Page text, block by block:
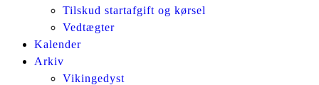
Tilskud startafgift og kørsel
Vedtægter
Kalender
Arkiv
Vikingedyst